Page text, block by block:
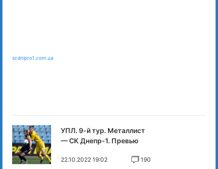
scdnipro1.com.ua
УПЛ. 9-й тур. Металлист
— СК Днепр-1. Превью
22.10.2022 19:02 190